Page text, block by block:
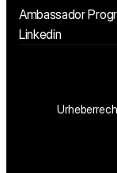
Ambassador
Linkedin